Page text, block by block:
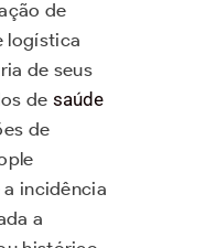
de
logística
de seus
de saúde
de
incidência
a